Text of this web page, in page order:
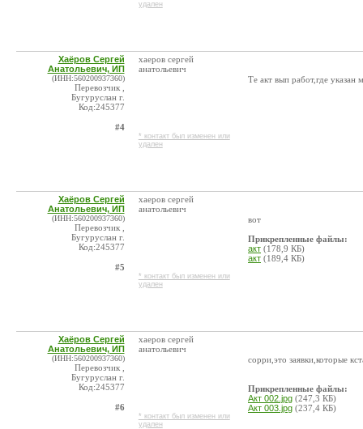
удален
Хаёров Сергей
Анатольевич, ИП
(ИНН:560200937360)
Перевозчик ,
Бугуруслан г.
Код:245377
#4
хаеров сергей
анатольевич
* контакт был изменен или
удален
Те акт вып работ,где указан
Хаёров Сергей
Анатольевич, ИП
(ИНН:560200937360)
Перевозчик ,
Бугуруслан г.
Код:245377
#5
хаеров сергей
анатольевич
* контакт был изменен или
удален
вот
Прикрепленные файлы:
акт (178,9 КБ)
акт (189,4 КБ)
Хаёров Сергей
Анатольевич, ИП
(ИНН:560200937360)
Перевозчик ,
Бугуруслан г.
Код:245377
#6
хаеров сергей
анатольевич
* контакт был изменен или
удален
сорри,это заявки,которые
Прикрепленные файлы:
Акт 002.jpg (247,3 КБ)
Акт 003.jpg (237,4 КБ)